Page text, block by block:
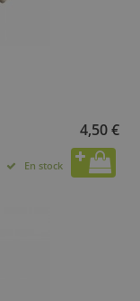
4,50 €
En stock